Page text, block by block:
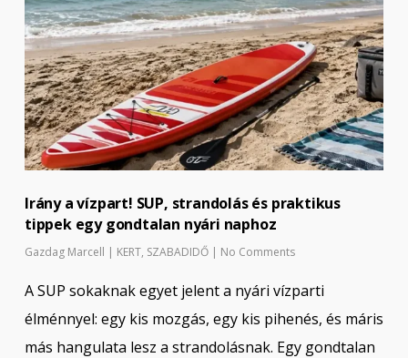
Irány a vízpart! SUP, strandolás és praktikus
tippek egy gondtalan nyári naphoz
Gazdag Marcell | KERT, SZABADIDŐ | No Comments
A SUP sokaknak egyet jelent a nyári vízparti
élménnyel: egy kis mozgás, egy kis pihenés, és máris
más hangulata lesz a strandolásnak. Egy gondtalan